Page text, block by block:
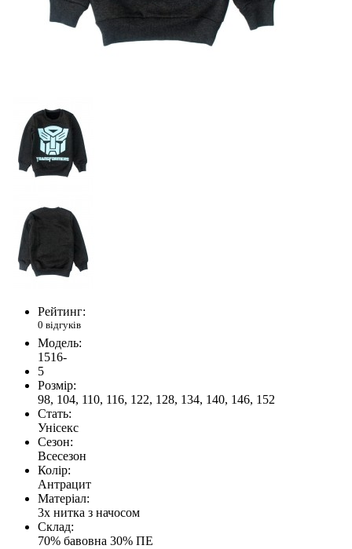
Рейтинг:
0 відгуків
Модель:
1516-
5
Розмір:
98, 104, 110, 116, 122, 128, 134, 140, 146, 152
Стать:
Унісекс
Сезон:
Всесезон
Колір:
Антрацит
Матеріал:
3х нитка з начосом
Склад:
70% бавовна 30% ПЕ